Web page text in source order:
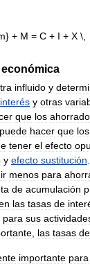
económica
influido y
interés y otras
que los
puede hacer que los
tener el efecto
y efecto sustitución
menos para
de acumulación
las tasas de
para sus
las tasas de
importante para